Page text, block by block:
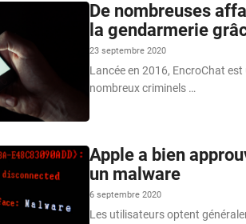
De nombreuses
la gendarmerie
23 septembre 2020
Lancée en 2016, EncroChat
nombreux criminels …
Apple a bien
un malware
6 septembre 2020
Les utilisateurs optent